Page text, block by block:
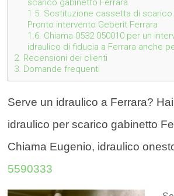
scarico gabinetto Ferrara
1.5. Sostituzione cassetta di scarico
Pronto intervento Geberit Ferrara
1.6. Chiama 0532 050010 per un
idraulico di fiducia a Ferrara anche
2. Recensioni dei clienti
3. Domande frequenti
Serve un idraulico a Ferrara?
idraulico per scarico gabinetto
Chiama Eugenio, idraulico
5590333